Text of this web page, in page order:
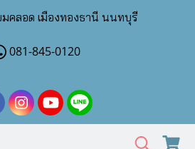
มคลอด เมืองทองธานี นนทบุรี
081-845-0120